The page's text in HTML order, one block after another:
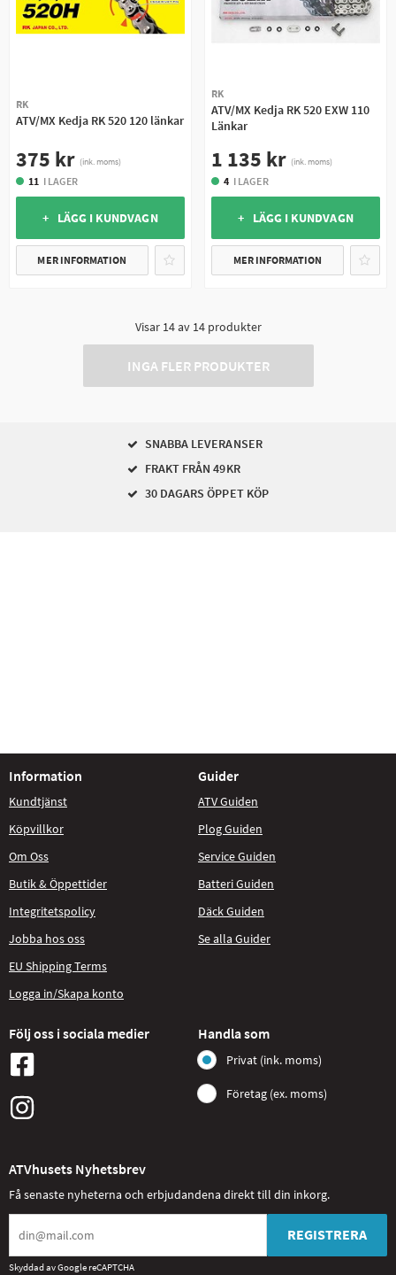
RK
ATV/MX Kedja RK 520 120 länkar
375 kr (ink. moms)
11 I LAGER
+ LÄGG I KUNDVAGN
MER INFORMATION
RK
ATV/MX Kedja RK 520 EXW 110
Länkar
1 135 kr (ink. moms)
4 I LAGER
+ LÄGG I KUNDVAGN
MER INFORMATION
Visar 14av 14produkter
INGA FLER PRODUKTER
SNABBA LEVERANSER
FRAKT FRÅN 49KR
30 DAGARS ÖPPET KÖP
Information
Kundtjänst
Köpvillkor
Om Oss
Butik & Öppettider
Integritetspolicy
Jobba hos oss
EU Shipping Terms
Logga in/Skapa konto
Guider
ATV Guiden
Plog Guiden
Service Guiden
Batteri Guiden
Däck Guiden
Se alla Guider
Följ oss i sociala medier Handla som
Privat (ink. moms)
Företag (ex. moms)
ATVhusets Nyhetsbrev
Få senaste nyheterna och erbjudandena direkt till din inkorg.
REGISTRERA
Skyddad av Google reCAPTCHA